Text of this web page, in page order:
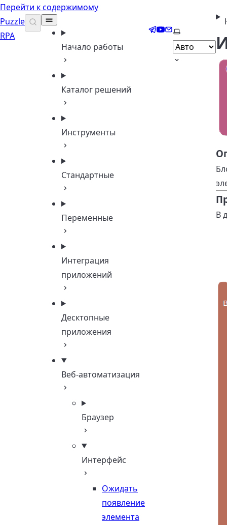
Перейти к содержимому
Puzzle
RPA
Начало работы
Каталог решений
Инструменты
Стандартные
Переменные
Интеграция
приложений
Десктопные
приложения
Веб-автоматизация
Браузер
Интерфейс
Ожидать
появление
элемента
Telegram
YouTube
EmailВыберите
В